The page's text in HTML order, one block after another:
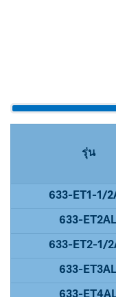
รุ่น
633-ET1-1/
633-
633-ET2-1/
633-